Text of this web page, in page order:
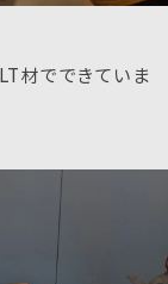
材でできていま